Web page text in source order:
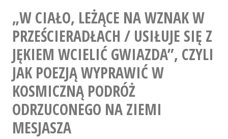
„W CIAŁO, LEŻĄCE NA WZNAK W
PRZEŚCIERADŁACH / USIŁUJE SIĘ Z
JĘKIEM WCIELIĆ GWIAZDA”, CZYLI
JAK POEZJĄ WYPRAWIĆ W
KOSMICZNĄ PODRÓŻ
ODRZUCONEGO NA ZIEMI
MESJASZA